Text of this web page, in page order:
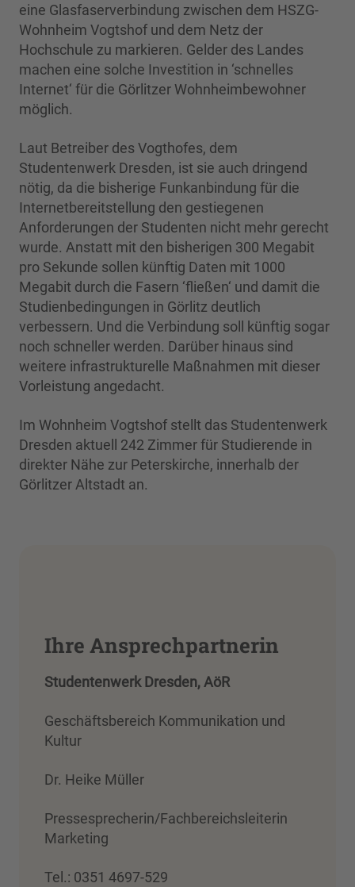
eine Glasfaserverbindung zwischen dem HSZG-
Wohnheim Vogtshof und dem Netz der
Hochschule zu markieren. Gelder des Landes
machen eine solche Investition in ‘schnelles
Internet‘ für die Görlitzer Wohnheimbewohner
möglich.
Laut Betreiber des Vogthofes, dem
Studentenwerk Dresden, ist sie auch dringend
nötig, da die bisherige Funkanbindung für die
Internetbereitstellung den gestiegenen
Anforderungen der Studenten nicht mehr gerecht
wurde. Anstatt mit den bisherigen 300 Megabit
pro Sekunde sollen künftig Daten mit 1000
Megabit durch die Fasern ‘fließen‘ und damit die
Studienbedingungen in Görlitz deutlich
verbessern. Und die Verbindung soll künftig sogar
noch schneller werden. Darüber hinaus sind
weitere infrastrukturelle Maßnahmen mit dieser
Vorleistung angedacht.
Im Wohnheim Vogtshof stellt das Studentenwerk
Dresden aktuell 242 Zimmer für Studierende in
direkter Nähe zur Peterskirche, innerhalb der
Görlitzer Altstadt an.
Ihre Ansprechpartnerin
Studentenwerk Dresden, AöR
Geschäftsbereich Kommunikation und
Kultur
Dr. Heike Müller
Pressesprecherin/Fachbereichsleiterin
Marketing
Tel.: 0351 4697-529